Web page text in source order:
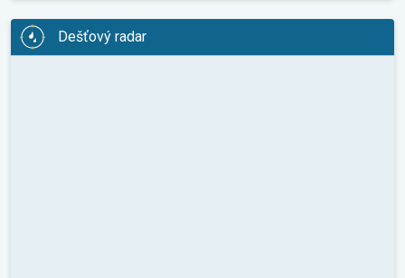
Dešťový radar